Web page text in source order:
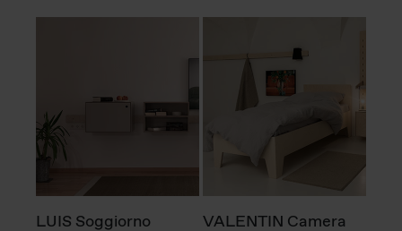
LUIS Soggiorno
VALENTIN Camera